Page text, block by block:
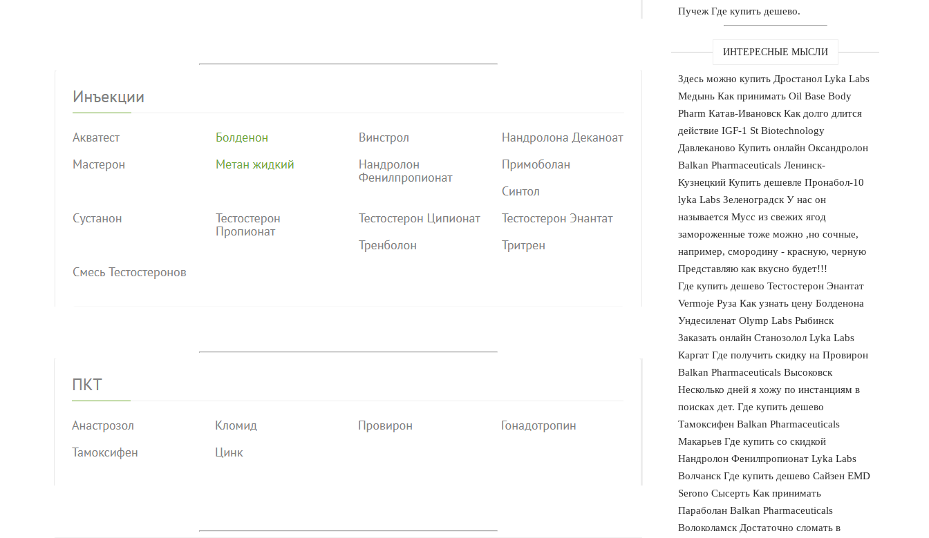
Пучеж Где купить дешево.
ИНТЕРЕСНЫЕ МЫСЛИ
Здесь можно купить Дростанол Lyka Labs
Медынь Как принимать Oil Base Body
Pharm Катав-Ивановск Как долго длится
действие IGF-1 St Biotechnology
Давлеканово Купить онлайн Оксандролон
Balkan Pharmaceuticals Ленинск-
Кузнецкий Купить дешевле Пронабол-10
lyka Labs Зеленоградск У нас он
называется Мусс из свежих ягод
замороженные тоже можно ,но сочные,
например, смородину - красную, черную
Представляю как вкусно будет!!!
Где купить дешево Тестостерон Энантат
Vermoje Руза Как узнать цену Болденона
Ундесиленат Olymp Labs Рыбинск
Заказать онлайн Станозолол Lyka Labs
Каргат Где получить скидку на Провирон
Balkan Pharmaceuticals Высоковск
Несколько дней я хожу по инстанциям в
поисках дет. Где купить дешево
Тамоксифен Balkan Pharmaceuticals
Макарьев Где купить со скидкой
Нандролон Фенилпропионат Lyka Labs
Волчанск Где купить дешево Сайзен EMD
Serono Сысерть Как принимать
Параболан Balkan Pharmaceuticals
Волоколамск Достаточно сломать в